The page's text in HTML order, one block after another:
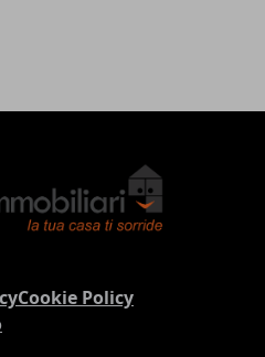
Cookie Policy